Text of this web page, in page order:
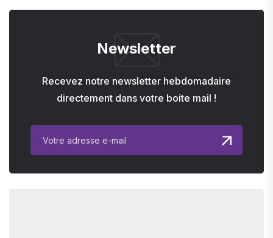
Newsletter
Recevez notre newsletter hebdomadaire
directement dans votre boite mail !